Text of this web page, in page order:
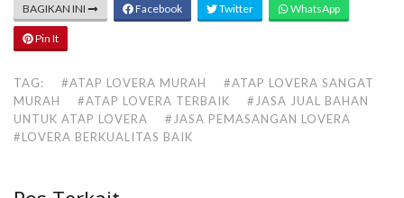
BAGIKAN INI Facebook Twitter WhatsApp
Pin It
TAG: #ATAP LOVERA MURAH
#ATAP LOVERA SANGAT
MURAH
#ATAP LOVERA TERBAIK
#JASA JUAL BAHAN
UNTUK ATAP LOVERA
#JASA PEMASANGAN LOVERA
#LOVERA BERKUALITAS BAIK